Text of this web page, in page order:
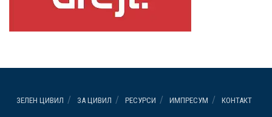
ЗЕЛЕН ЦИВИЛ ЗА ЦИВИЛ РЕСУРСИ ИМПРЕСУМ КОНТАКТ